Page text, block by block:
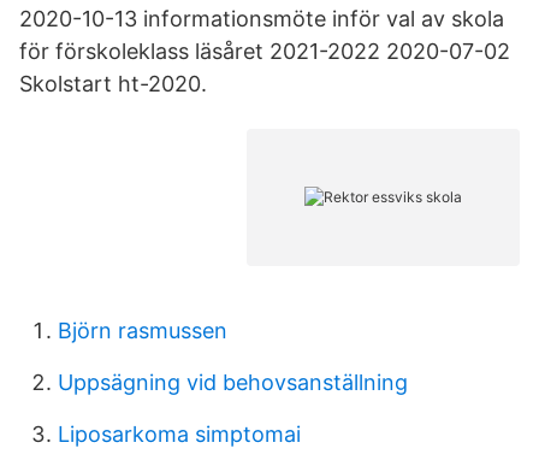
2020-10-13 informationsmöte inför val av skola
för förskoleklass läsåret 2021-2022 2020-07-02
Skolstart ht-2020.
Björn rasmussen
Uppsägning vid behovsanställning
Liposarkoma simptomai